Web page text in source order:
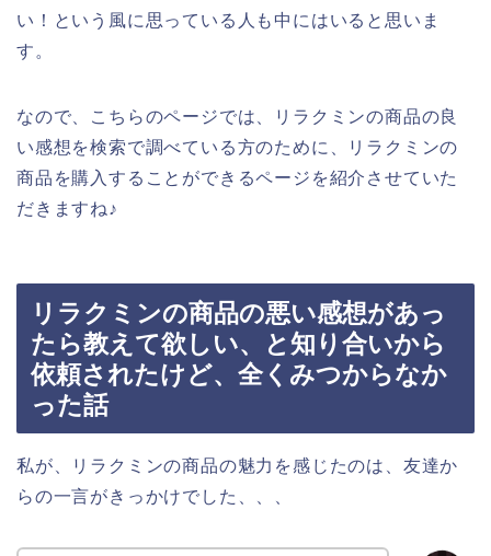
い！という風に思っている人も中にはいると思いま
す。
なので、こちらのページでは、リラクミンの商品の良
い感想を検索で調べている方のために、リラクミンの
商品を購入することができるページを紹介させていた
だきますね♪
リラクミンの商品の悪い感想があっ
たら教えて欲しい、と知り合いから
依頼されたけど、全くみつからなか
った話
私が、リラクミンの商品の魅力を感じたのは、友達か
らの一言がきっかけでした、、、